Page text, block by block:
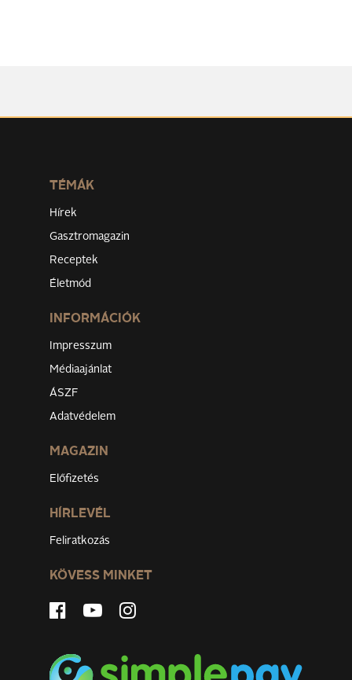
TÉMÁK
Hírek
Gasztromagazin
Receptek
Életmód
INFORMÁCIÓK
Impresszum
Médiaajánlat
ÁSZF
Adatvédelem
MAGAZIN
Előfizetés
HÍRLEVÉL
Feliratkozás
KÖVESS MINKET